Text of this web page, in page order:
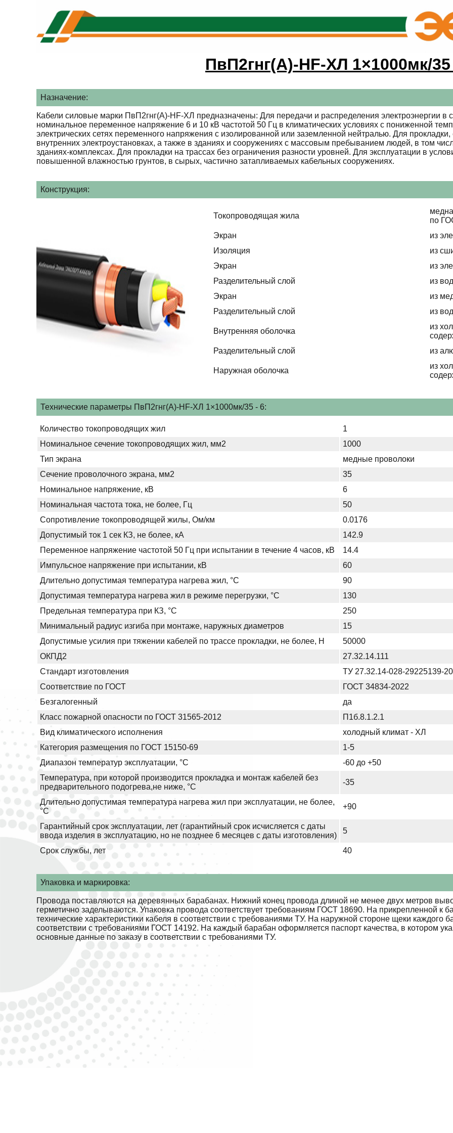
ПвП2гнг(А)-HF-ХЛ 1×1000мк/
Назначение:
Кабели силовые марки ПвП2гнг(А)-HF-ХЛ предназначены: Для передачи и распределения электроэнергии в
номинальное переменное напряжение 6 и 10 кВ частотой 50 Гц в климатических условиях с пониженной
электрических сетях переменного напряжения с изолированной или заземленной нейтралью. Для
внутренних электроустановках, а также в зданиях и сооружениях с массовым пребыванием людей, в том
зданиях-комплексах. Для прокладки на трассах без ограничения разности уровней. Для эксплуатации в
повышенной влажностью грунтов, в сырых, частично затапливаемых кабельных сооружениях.
Конструкция:
Токопроводящая жила
по
Экран
из
Изоляция
из
Экран
из
Разделительный слой
из
Экран
из
Разделительный слой
из
Внутренняя оболочка
из
Разделительный слой
из
Наружная оболочка
из
Технические параметры ПвП2гнг(А)-HF-ХЛ 1×1000мк/35 - 6:
Количество токопроводящих жил
1
Номинальное сечение токопроводящих жил, мм2
1000
Тип экрана
медные проволоки
Сечение проволочного экрана, мм2
35
Номинальное напряжение, кВ
6
Номинальная частота тока, не более, Гц
50
Сопротивление токопроводящей жилы, Ом/км
0.0176
Допустимый ток 1 сек КЗ, не более, кА
142.9
Переменное напряжение частотой 50 Гц при испытании в течение 4 часов, кВ
14.4
Импульсное напряжение при испытании, кВ
60
Длительно допустимая температура нагрева жил, °С
90
Допустимая температура нагрева жил в режиме перегрузки, °С
130
Предельная температура при КЗ, °С
250
Минимальный радиус изгиба при монтаже, наружных диаметров
15
Допустимые усилия при тяжении кабелей по трассе прокладки, не более, Н
50000
ОКПД2
27.32.14.111
Стандарт изготовления
ТУ 27.32.14-028-29225139-
Соответствие по ГОСТ
ГОСТ 34834-2022
Безгалогенный
да
Класс пожарной опасности по ГОСТ 31565-2012
П1б.8.1.2.1
Вид климатического исполнения
холодный климат - ХЛ
Категория размещения по ГОСТ 15150-69
1-5
Диапазон температур эксплуатации, °С
-60 до +50
Температура, при которой производится прокладка и монтаж кабелей без
предварительного подогрева,не ниже, °С
-35
Длительно допустимая температура нагрева жил при эксплуатации, не более,
°С
+90
Гарантийный срок эксплуатации, лет (гарантийный срок исчисляется с даты
ввода изделия в эксплуатацию, но не позднее 6 месяцев с даты изготовления)
5
Срок службы, лет 40
Упаковка и маркировка:
Провода поставляются на деревянных барабанах. Нижний конец провода длиной не менее двух метров
герметично заделываются. Упаковка провода соответствует требованиям ГОСТ 18690. На прикрепленной к
технические характеристики кабеля в соответствии с требованиями ТУ. На наружной стороне щеки каждого
соответствии с требованиями ГОСТ 14192. На каждый барабан оформляется паспорт качества, в котором
основные данные по заказу в соответствии с требованиями ТУ.